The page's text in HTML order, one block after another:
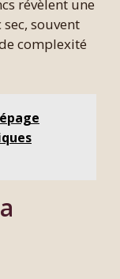
révèlent une
souvent
complexité